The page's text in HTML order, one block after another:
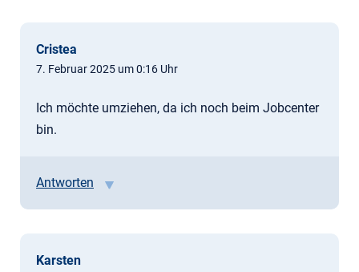
Cristea
7. Februar 2025 um 0:16 Uhr
Ich möchte umziehen, da ich noch beim Jobcenter
bin.
Antworten
Karsten